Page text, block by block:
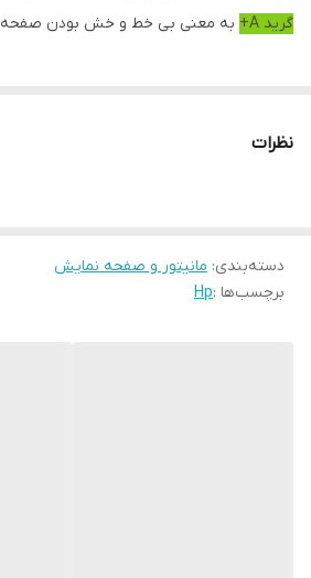
وضعیت کالا استوک
گرید A+
به معنی بی خط و خش بودن صفحه
نظرات
دسته‌بندی: مانیتور و صفحه نمایش
برچسب‌ها :Hp